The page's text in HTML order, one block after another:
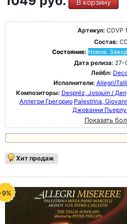
В корзину
Артикул: CDVP
Состав:
Состояние: Новое.
Дата релиза: 27-
Лейбл:
Исполнители: Allegri/
Композиторы: Despréz, Josquin /
Аллегри Грегорио Palestrina,
Джованни
Показать
Хит продаж
9%